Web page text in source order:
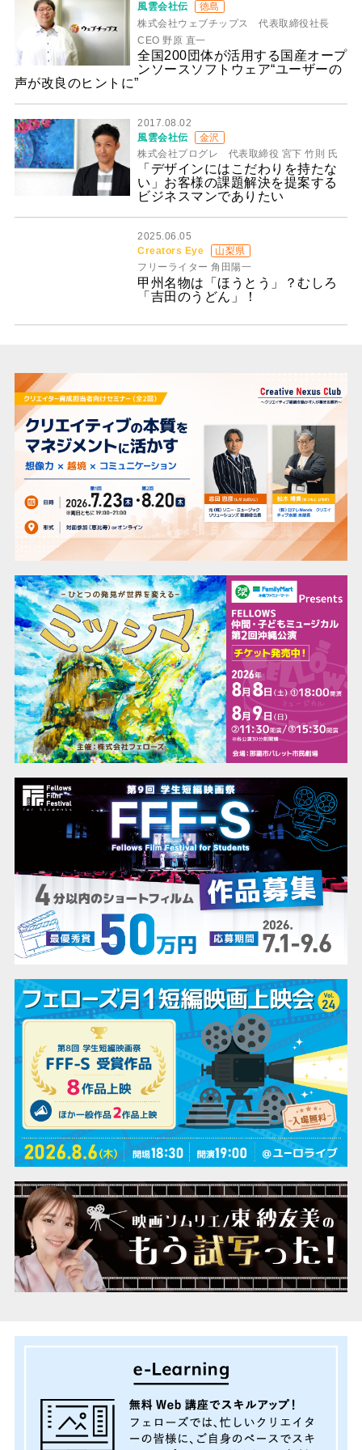
風雲会社伝
徳島
株式会社ウェブチップス 代表取締役社長
CEO 野原 直一
全国200団体が活用する国産オープ
ンソースソフトウェア“ユーザーの
声が改良のヒントに”
2017.08.02
風雲会社伝
金沢
株式会社プログレ 代表取締役 宮下 竹則 氏
「デザインにはこだわりを持たな
い」お客様の課題解決を提案する
ビジネスマンでありたい
2025.06.05
Creators Eye
山梨県
フリーライター 角田陽一
甲州名物は「ほうとう」？むしろ
「吉田のうどん」！